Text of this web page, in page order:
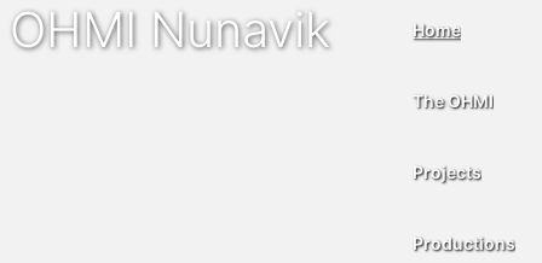
OHMI Nunavik Home
The OHMI
Projects
Productions